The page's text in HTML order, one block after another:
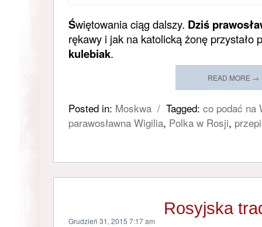
Świętowania ciąg dalszy. Dziś
rękawy i jak na katolicką żonę przystało
kulebiak.
READ MORE →
Posted in: Moskwa / Tagged: co podać na
parawosławna Wigilia, Polka w Rosji,
Rosyjska
Grudzień 31, 2015 7:17 am